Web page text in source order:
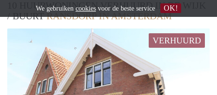
10 HUURWONINGEN VERHUURD IN DE WIJK
/ BUURTRANSDORP IN AMSTERDAM
VERHUURD
We gebruiken cookies voor de beste service OK!